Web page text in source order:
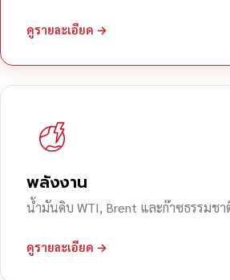
ดูรายละเอียด →
พลังงาน
น้ำมันดิบ WTI, Brent และก๊าซธรรมชา
ดูรายละเอียด →